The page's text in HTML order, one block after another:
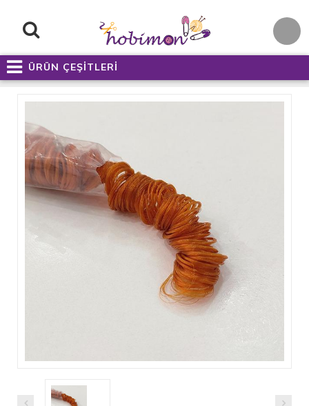
ÜRÜN ÇEŞİTLERİ